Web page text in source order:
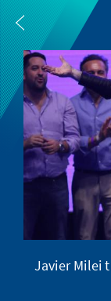
Javier Milei